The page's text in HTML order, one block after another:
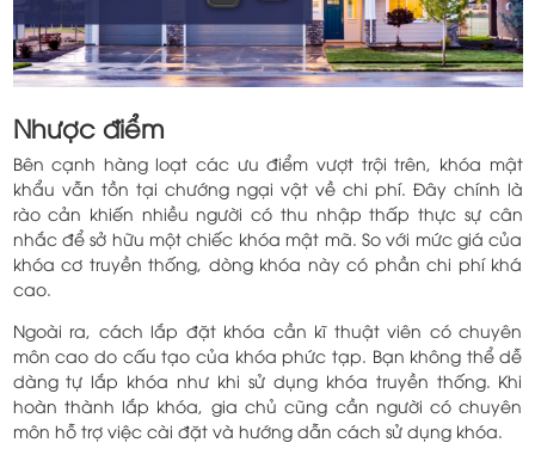
Nhược điểm
Bên cạnh hàng loạt các ưu điểm vượt trội trên, khóa mật
khẩu vẫn tồn tại chướng ngại vật về chi phí. Đây chính là
rào cản khiến nhiều người có thu nhập thấp thực sự cân
nhắc để sở hữu một chiếc khóa mật mã. So với mức giá của
khóa cơ truyền thống, dòng khóa này có phần chi phí khá
cao.
Ngoài ra, cách lắp đặt khóa cần kĩ thuật viên có chuyên
môn cao do cấu tạo của khóa phức tạp. Bạn không thể dễ
dàng tự lắp khóa như khi sử dụng khóa truyền thống. Khi
hoàn thành lắp khóa, gia chủ cũng cần người có chuyên
môn hỗ trợ việc cài đặt và hướng dẫn cách sử dụng khóa.